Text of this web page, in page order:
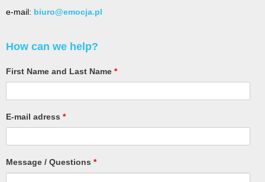
e-mail: biuro@emocja.pl
How can we help?
First Name and Last Name *
E-mail adress *
Message / Questions *